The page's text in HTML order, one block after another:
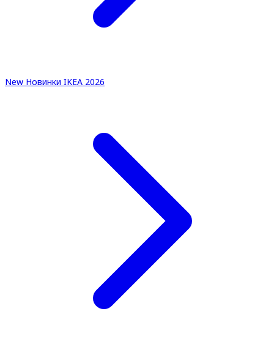
New Новинки IKEA 2026